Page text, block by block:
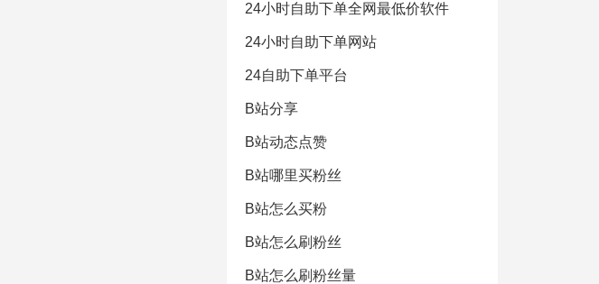
24小时自助下单全网最低价软件
24小时自助下单网站
24自助下单平台
B站分享
B站动态点赞
B站哪里买粉丝
B站怎么买粉
B站怎么刷粉丝
B站怎么刷粉丝量